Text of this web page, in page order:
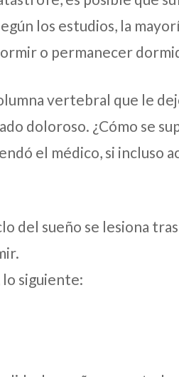
los estudios, la
o permanecer
vertebral que le
doloroso. ¿Cómo se
el médico, si incluso
del sueño se lesiona
siguiente: